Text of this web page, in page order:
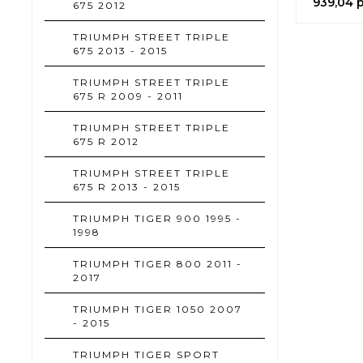
675 2012
TRIUMPH STREET TRIPLE
675 2013 - 2015
TRIUMPH STREET TRIPLE
675 R 2009 - 2011
TRIUMPH STREET TRIPLE
675 R 2012
TRIUMPH STREET TRIPLE
675 R 2013 - 2015
TRIUMPH TIGER 900 1995 -
1998
TRIUMPH TIGER 800 2011 -
2017
TRIUMPH TIGER 1050 2007
- 2015
TRIUMPH TIGER SPORT